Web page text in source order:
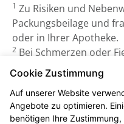
1 Zu Risiken und
Packungsbeilage und
oder in Ihrer Apotheke.
2 Bei Schmerzen oder
länger anwenden als in
vorgegeben!
© Alle Rechte
auszugsweise – ist
Cookie Zustimmung
Auf unserer Website
Angebote zu optimieren.
benötigen Ihre